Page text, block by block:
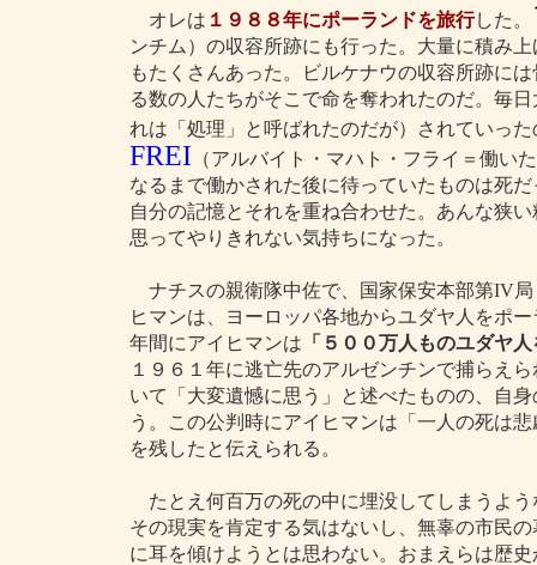
オレは １９８８年にポーランドを旅行した。
ンチム）の収容所跡にも行った。大量に積み
もたくさんあった。ビルケナウの収容所跡に
る数の人たちがそこで命を奪われたのだ。毎
れは「処理」と呼ばれたのだが）されていっ
FREI （アルバイト・マハト・フライ＝働い
なるまで働かされた後に待っていたものは死
自分の記憶とそれを重ね合わせた。あんな狭
思ってやりきれない気持ちになった。
ナチスの親衛隊中佐で、国家保安本部第IV
ヒマンは、ヨーロッパ各地からユダヤ人をポ
年間にアイヒマンは 「５００万人ものユダヤ
１９６１年に逃亡先のアルゼンチンで捕らえ
いて「大変遺憾に思う」と述べたものの、自
う。この公判時にアイヒマンは「一人の死は
を残したと伝えられる。
たとえ何百万の死の中に埋没してしまうよ
その現実を肯定する気はないし、無辜の市民
に耳を傾けようとは思わない。おまえらは歴